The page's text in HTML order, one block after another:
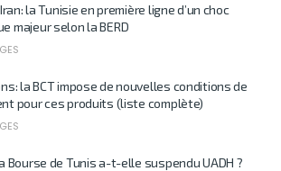
la Tunisie en première ligne d’un choc
majeur selon la BERD
la BCT impose de nouvelles conditions de
pour ces produits (liste complète)
Bourse de Tunis a-t-elle suspendu UADH ?